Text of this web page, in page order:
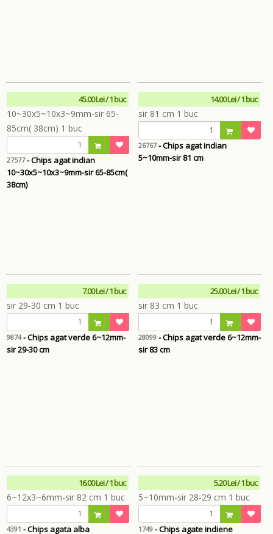
45.00 Lei / 1 buc
27577- Chips agat indian
10~30x5~10x3~9mm-sir 65-85cm(
38cm)
14.00 Lei / 1 buc
26767- Chips agat indian
5~10mm-sir 81 cm
7.00 Lei / 1 buc
9874- Chips agat verde 6~12mm-
sir 29-30 cm
25.00 Lei / 1 buc
28099- Chips agat verde 6~12mm-
sir 83 cm
16.00 Lei / 1 buc
4391 - Chips agata alba
5.20 Lei / 1 buc
1749- Chips agate indiene